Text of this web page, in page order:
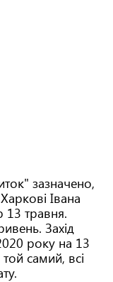
зазначено,
Івана
13 травня.
Захід
року на 13
самий, всі